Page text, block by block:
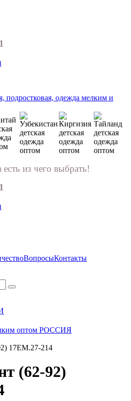
есть из чего выбрать!
ВопросыКонтакты
оптом РОССИЯ
17ЕМ.27-214
(62-92)